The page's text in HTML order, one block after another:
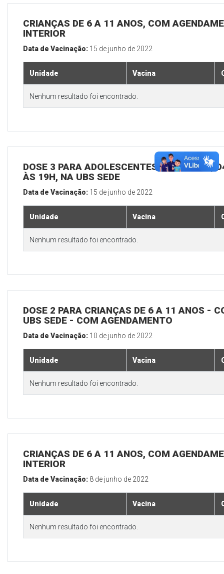
CRIANÇAS DE 6 A 11 ANOS, COM
INTERIOR
Data de Vacinação: 15 de junho de 2022
Unidade Vacina
Nenhum resultado foi encontrado.
DOSE 3 PARA ADOLESCENTES E ADULTOS,
ÀS 19H, NA UBS SEDE
Data de Vacinação: 15 de junho de 2022
Unidade Vacina
Nenhum resultado foi encontrado.
DOSE 2 PARA CRIANÇAS DE 6 A 11 ANOS -
UBS SEDE - COM AGENDAMENTO
Data de Vacinação: 10 de junho de 2022
Unidade Vacina
Nenhum resultado foi encontrado.
CRIANÇAS DE 6 A 11 ANOS, COM
INTERIOR
Data de Vacinação: 8 de junho de 2022
Unidade Vacina
Nenhum resultado foi encontrado.